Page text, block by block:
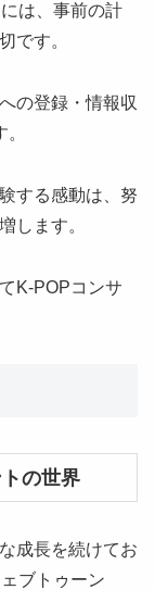
は、事前の計
です。
の登録・情報収
する感動は、努
します。
K-POPコンサ
の世界
成長を続けてお
ブトゥーン